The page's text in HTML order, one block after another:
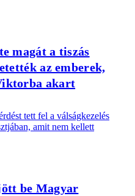
magát a tiszás
az emberek,
akart
tett fel a válságkezelés
amit nem kellett
be Magyar